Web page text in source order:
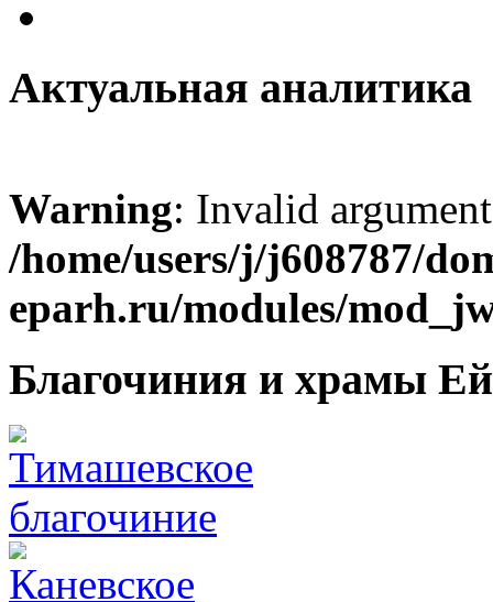
Актуальная аналитика
Warning: Invalid
/home/users/j/j608787/
eparh.ru/modules/
Благочиния и храмы